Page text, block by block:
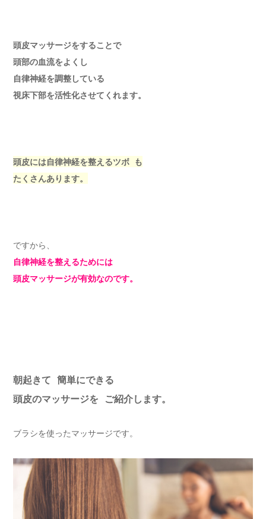
頭皮マッサージをすることで
頭部の血流をよくし
自律神経を調整している
視床下部を活性化させてくれます。
頭皮には自律神経を整えるツボ も
たくさんあります。
ですから、
自律神経を整えるためには
頭皮マッサージが有効なのです。
朝起きて 簡単にできる
頭皮のマッサージを ご紹介します。
ブラシを使ったマッサージです。